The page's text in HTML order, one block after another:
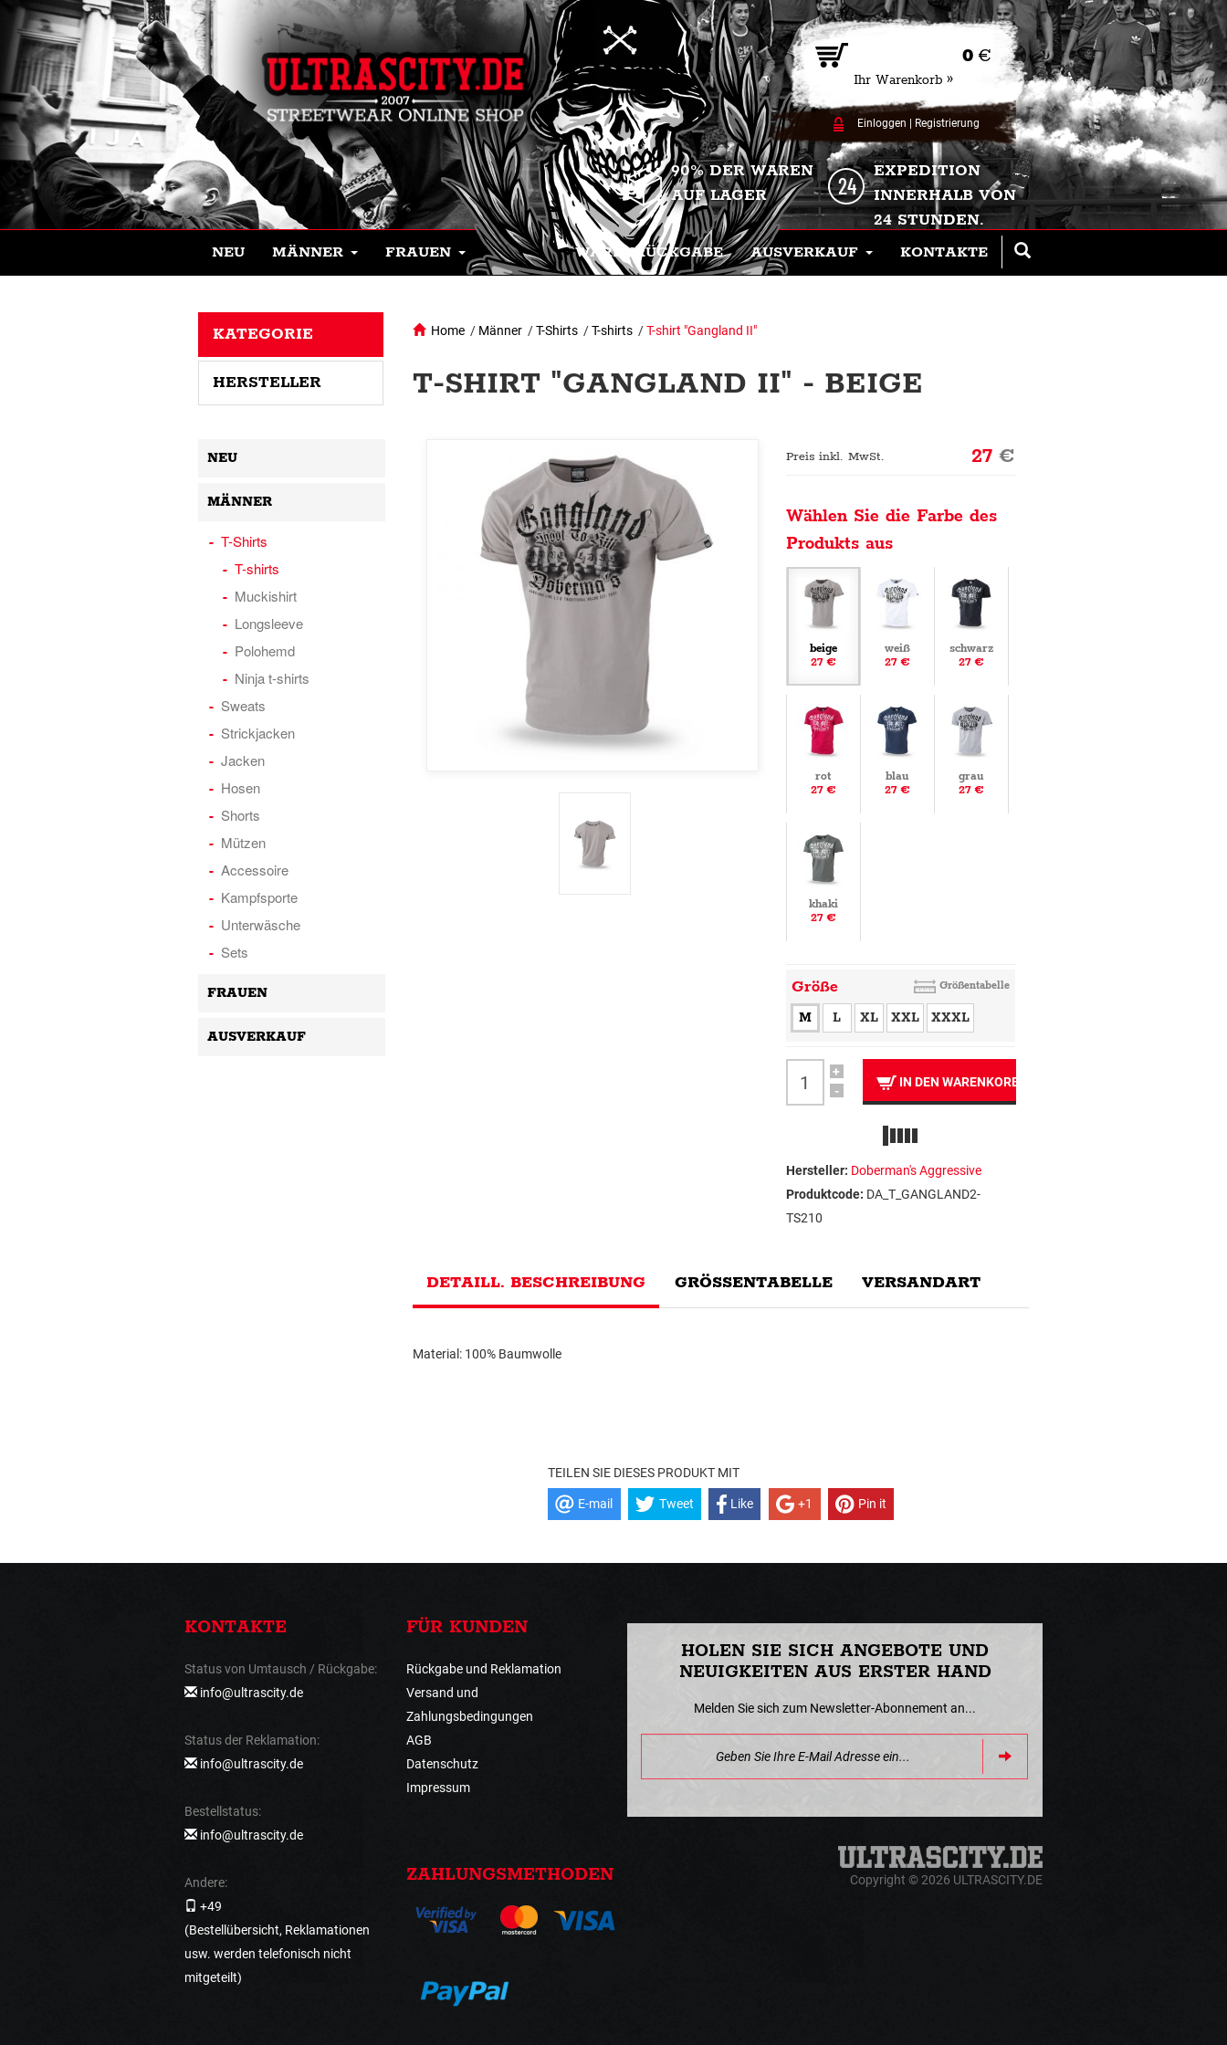
0 €
Ihr Warenkorb »
Einloggen Registrierung
90% DER WAREN
AUF LAGER
EXPEDITION
INNERHALB VON
24 STUNDEN.
NEU MÄNNER FRAUEN WARENRÜCKGABE AUSVERKAUF KONTAKTE
Home / Männer /T-Shirts /T-shirts /T-shirt "Gangland II"
T-SHIRT "GANGLAND II" - BEIGE
Preis inkl. MwSt. 27€
Wählen Sie die Farbe des
Produkts aus
beige
27 €
weiß
27 €
schwarz
27 €
rot
27 €
blau
27 €
grau
27 €
khaki
27 €
Größe Größentabelle
M L XL XXL XXXL
+
-
IN DEN WARENKORB
Hersteller: Doberman's Aggressive
Produktcode: DA_T_GANGLAND2-
TS210
DETAILL. BESCHREIBUNG GRÖSSENTABELLE VERSANDART
Material: 100% Baumwolle
TEILEN SIE DIESES PRODUKT MIT
E-mail Tweet Like +1 Pin it
KATEGORIE
HERSTELLER
NEU
MÄNNER
T-Shirts
T-shirts
Muckishirt
Longsleeve
Polohemd
Ninja t-shirts
Sweats
Strickjacken
Jacken
Hosen
Shorts
Mützen
Accessoire
Kampfsporte
Unterwäsche
Sets
FRAUEN
AUSVERKAUF
KONTAKTE
Status von Umtausch / Rückgabe:
info@ultrascity.de
Status der Reklamation:
info@ultrascity.de
Bestellstatus:
info@ultrascity.de
Andere:
+49
(Bestellübersicht, Reklamationen
usw. werden telefonisch nicht
mitgeteilt)
FÜR KUNDEN
Rückgabe und Reklamation
Versand und
Zahlungsbedingungen
AGB
Datenschutz
Impressum
ZAHLUNGSMETHODEN
HOLEN SIE SICH ANGEBOTE UND
NEUIGKEITEN AUS ERSTER HAND
Melden Sie sich zum Newsletter-Abonnement an...
Copyright © 2026 ULTRASCITY.DE